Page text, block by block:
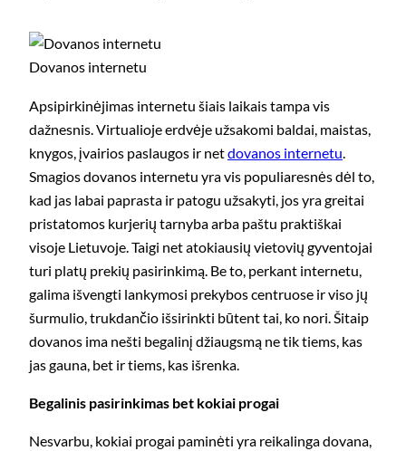
Dovanos internetu
Apsipirkinėjimas internetu šiais laikais tampa vis
dažnesnis. Virtualioje erdvėje užsakomi baldai, maistas,
knygos, įvairios paslaugos ir netdovanos internetu
Smagios dovanos internetu yra vis populiaresnės dėl to,
kad jas labai paprasta ir patogu užsakyti, jos yra greitai
pristatomos kurjerių tarnyba arba paštu praktiškai
visoje Lietuvoje. Taigi net atokiausių vietovių gyventojai
turi platų prekių pasirinkimą. Be to, perkant internetu,
galima išvengti lankymosi prekybos centruose ir viso jų
šurmulio, trukdančio išsirinkti būtent tai, ko nori. Šitaip
dovanos ima nešti begalinį džiaugsmą ne tik tiems, kas
jas gauna, bet ir tiems, kas išrenka.
Begalinis pasirinkimas bet kokiai progai
Nesvarbu, kokiai progai paminėti yra reikalinga dovana,